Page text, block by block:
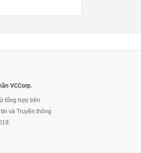
VCCorp.
tổng hợp trên
và Truyền thông